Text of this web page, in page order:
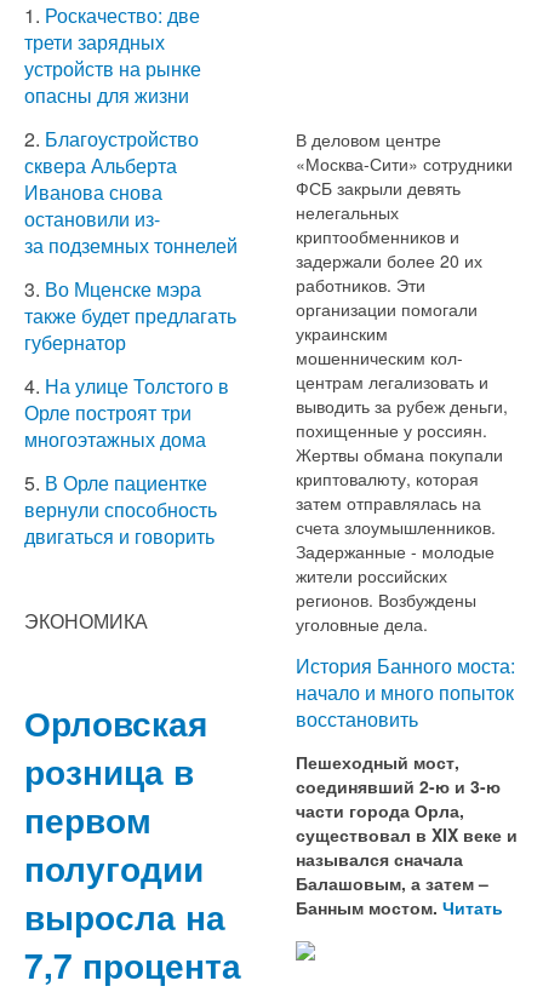
1. Роскачество: две
трети зарядных
устройств на рынке
опасны для жизни
2. Благоустройство
сквера Альберта
Иванова снова
остановили из-
за подземных тоннелей
3. Во Мценске мэра
также будет предлагать
губернатор
4. На улице Толстого в
Орле построят три
многоэтажных дома
5. В Орле пациентке
вернули способность
двигаться и говорить
ЭКОНОМИКА
Орловская
розница в
первом
полугодии
выросла на
7,7 процента
В деловом центре
«Москва-Сити» сотрудники
ФСБ закрыли девять
нелегальных
криптообменников и
задержали более 20 их
работников. Эти
организации помогали
украинским
мошенническим кол-
центрам легализовать и
выводить за рубеж деньги,
похищенные у россиян.
Жертвы обмана покупали
криптовалюту, которая
затем отправлялась на
счета злоумышленников.
Задержанные - молодые
жители российских
регионов. Возбуждены
уголовные дела.
История Банного моста:
начало и много попыток
восстановить
Пешеходный мост,
соединявший 2-ю и 3-ю
части города Орла,
существовал в XIX веке и
назывался сначала
Балашовым, а затем –
Банным мостом. Читать